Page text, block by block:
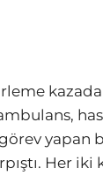
yapan
Her iki